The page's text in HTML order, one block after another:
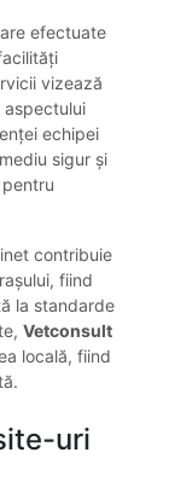
efectuate
vizează
aspectului
echipei
sigur și
contribuie
fiind
la standarde
Vetconsult
locală, fiind
uri